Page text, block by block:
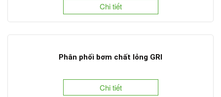
Chi tiết
Phân phối bơm chất lỏng GRI
Chi tiết